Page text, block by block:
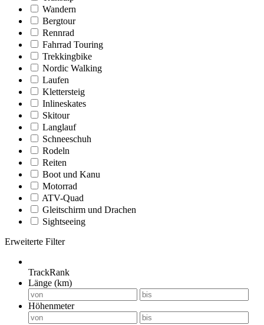
Wandern
Bergtour
Rennrad
Fahrrad Touring
Trekkingbike
Nordic Walking
Laufen
Klettersteig
Inlineskates
Skitour
Langlauf
Schneeschuh
Rodeln
Reiten
Boot und Kanu
Motorrad
ATV-Quad
Gleitschirm und Drachen
Sightseeing
Erweiterte Filter
TrackRank
Länge (km)
Höhenmeter